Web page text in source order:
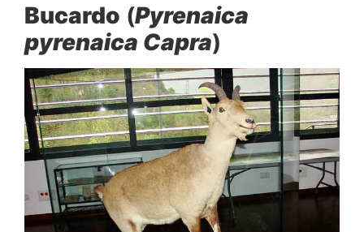
Bucardo (Pyrenaica
pyrenaica Capra)